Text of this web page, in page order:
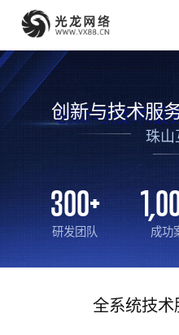
创新与技术服
珠
300+
研发团队 成功
全系统技